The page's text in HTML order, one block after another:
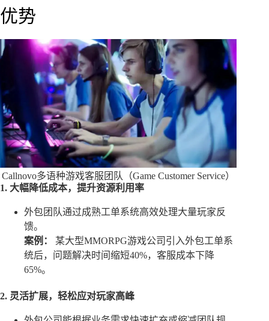
优势
Callnovo多语种游戏客服团队（Game Customer Service）
1. 大幅降低成本，提升资源利用率
外包团队通过成熟工单系统高效处理大量玩家反
馈。
案例：
某大型MMORPG游戏公司引入外包工单系
统后，问题解决时间缩短40%，客服成本下降
65%。
2. 灵活扩展，轻松应对玩家高峰